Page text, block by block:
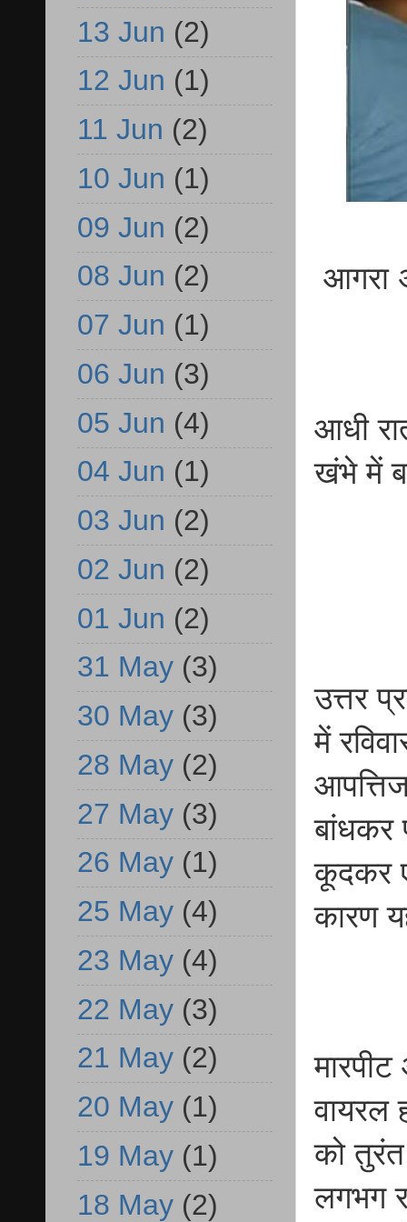
आगरा
आधी
खंभे में
उत्तर
में
बांधकर
कूदकर
कारण
वायरल
को
लगभग
13 Jun (2)
12 Jun (1)
11 Jun (2)
10 Jun (1)
09 Jun (2)
08 Jun (2)
07 Jun (1)
06 Jun (3)
05 Jun (4)
04 Jun (1)
03 Jun (2)
02 Jun (2)
01 Jun (2)
31 May (3)
30 May (3)
28 May (2)
27 May (3)
26 May (1)
25 May (4)
23 May (4)
22 May (3)
21 May (2)
20 May (1)
19 May (1)
18 May (2)